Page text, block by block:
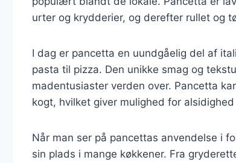
urter og krydderier, og derefter rullet og
I dag er pancetta en uundgåelig del af
pasta til pizza. Den unikke smag og
madentusiaster verden over. Pancetta
kogt, hvilket giver mulighed for
Når man ser på pancettas anvendelse i
sin plads i mange køkkener. Fra